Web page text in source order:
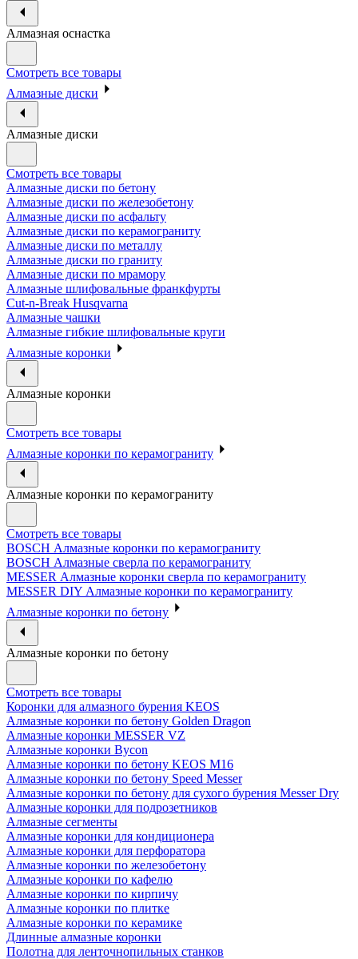
Алмазная оснастка
Смотреть все товары
Алмазные диски
Алмазные диски
Смотреть все товары
Алмазные диски по бетону
Алмазные диски по железобетону
Алмазные диски по асфальту
Алмазные диски по керамограниту
Алмазные диски по металлу
Алмазные диски по граниту
Алмазные диски по мрамору
Алмазные шлифовальные франкфурты
Cut-n-Break Husqvarna
Алмазные чашки
Алмазные гибкие шлифовальные круги
Алмазные коронки
Алмазные коронки
Смотреть все товары
Алмазные коронки по керамограниту
Алмазные коронки по керамограниту
Смотреть все товары
BOSCH Алмазные коронки по керамограниту
BOSCH Алмазные сверла по керамограниту
MESSER Алмазные коронки сверла по керамограниту
MESSER DIY Алмазные коронки по керамограниту
Алмазные коронки по бетону
Алмазные коронки по бетону
Смотреть все товары
Коронки для алмазного бурения KEOS
Алмазные коронки по бетону Golden Dragon
Алмазные коронки MESSER VZ
Алмазные коронки Bycon
Алмазные коронки по бетону KEOS M16
Алмазные коронки по бетону Speed Messer
Алмазные коронки по бетону для сухого бурения Messer Dry
Алмазные коронки для подрозетников
Алмазные сегменты
Алмазные коронки для кондиционера
Алмазные коронки для перфоратора
Алмазные коронки по железобетону
Алмазные коронки по кафелю
Алмазные коронки по кирпичу
Алмазные коронки по плитке
Алмазные коронки по керамике
Длинные алмазные коронки
Полотна для ленточнопильных станков